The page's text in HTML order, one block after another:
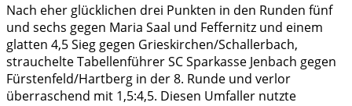
Nach eher glücklichen drei Punkten in den Runden fünf
und sechs gegen Maria Saal und Feffernitz und einem
glatten 4,5 Sieg gegen Grieskirchen/Schallerbach,
strauchelte Tabellenführer SC Sparkasse Jenbach gegen
Fürstenfeld/Hartberg in der 8. Runde und verlor
überraschend mit 1,5:4,5. Diesen Umfaller nutzte